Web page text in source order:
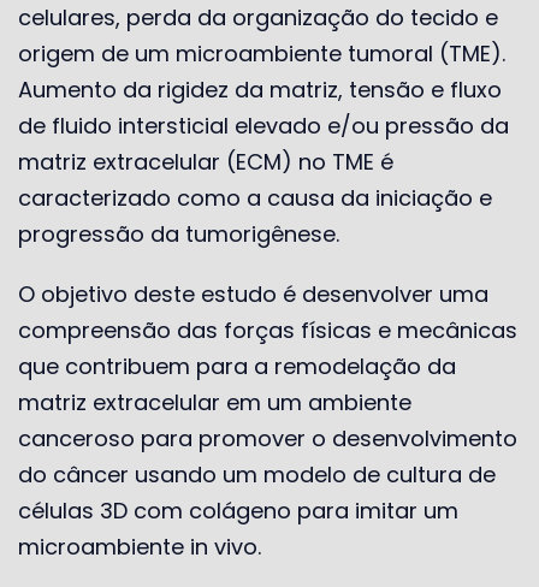
celulares, perda da organização do tecido e
origem de um microambiente tumoral (TME).
Aumento da rigidez da matriz, tensão e fluxo
de fluido intersticial elevado e/ou pressão da
matriz extracelular (ECM) no TME é
caracterizado como a causa da iniciação e
progressão da tumorigênese.
O objetivo deste estudo é desenvolver uma
compreensão das forças físicas e mecânicas
que contribuem para a remodelação da
matriz extracelular em um ambiente
canceroso para promover o desenvolvimento
do câncer usando um modelo de cultura de
células 3D com colágeno para imitar um
microambiente in vivo.